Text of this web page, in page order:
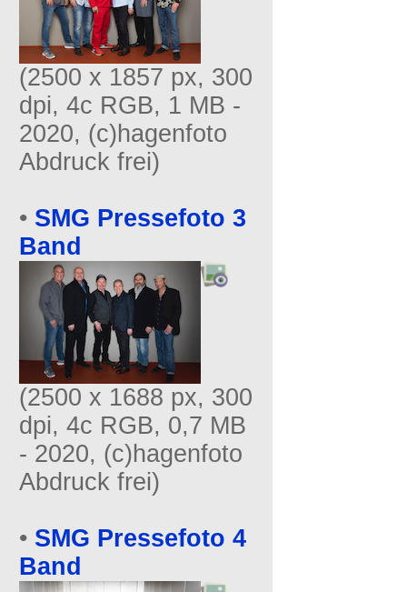
(2500 x 1857 px, 300
dpi, 4c RGB, 1 MB -
2020, (c)hagenfoto
Abdruck frei)
• SMG Pressefoto 3
Band
(2500 x 1688 px, 300
dpi, 4c RGB, 0,7 MB
- 2020, (c)hagenfoto
Abdruck frei)
• SMG Pressefoto 4
Band